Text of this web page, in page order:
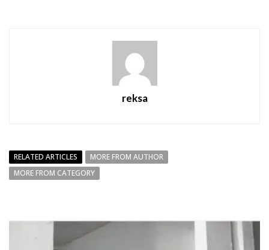
reksa
RELATED ARTICLES
MORE FROM AUTHOR
MORE FROM CATEGORY